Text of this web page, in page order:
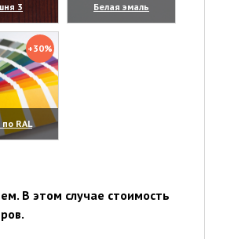
3
Белая эмаль
(увеличить)
+30%
RAL
В этом случае стоимость